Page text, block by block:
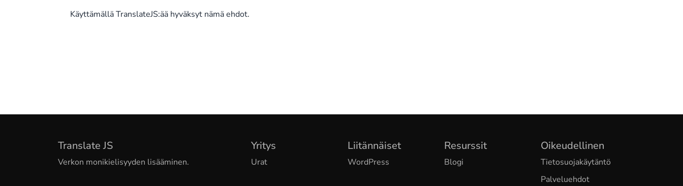
Käyttämällä TranslateJS:ää hyväksyt nämä ehdot.
Translate JS
Verkon monikielisyyden lisääminen.
Yritys
Urat
Liitännäiset
WordPress
Resurssit
Blogi
Oikeudellinen
Tietosuojakäytäntö
Palveluehdot